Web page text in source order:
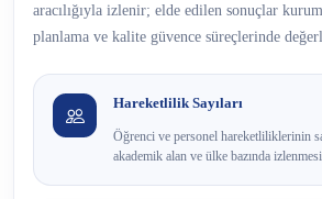
aracılığıyla izlenir; elde edilen sonuçlar
planlama ve kalite güvence süreçlerinde
Hareketlilik Sayıları
Öğrenci ve personel hareketliliklerinin
akademik alan ve ülke bazında izlenmesi.